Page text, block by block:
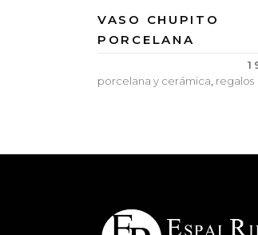
VASO CHUPITO
PORCELANA
porcelana y cerámica regalos